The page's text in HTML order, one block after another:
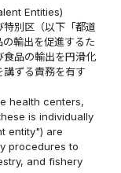
Entities)
別区（以下「都道
輸出を促進するた
食品の輸出を円滑化
ずる責務を有す
health centers,
is individually
entity") are
procedures to
and fishery